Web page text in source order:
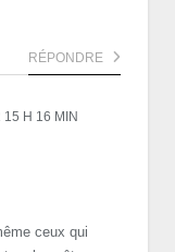
RÉPONDRE
15 H 16 MIN
ceux qui